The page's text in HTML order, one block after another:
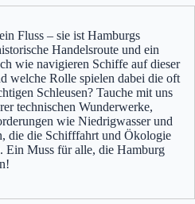
Fluss – sie ist Hamburgs
Handelsroute und ein
wie navigieren Schiffe auf dieser
welche Rolle spielen dabei die oft
Schleusen? Tauche mit uns
technischen Wunderwerke,
wie Niedrigwasser und
die die Schifffahrt und Ökologie
Ein Muss für alle, die Hamburg